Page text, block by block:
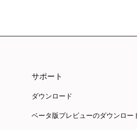
サポート
ダウンロード
ベータ版プレビューのダウンロー